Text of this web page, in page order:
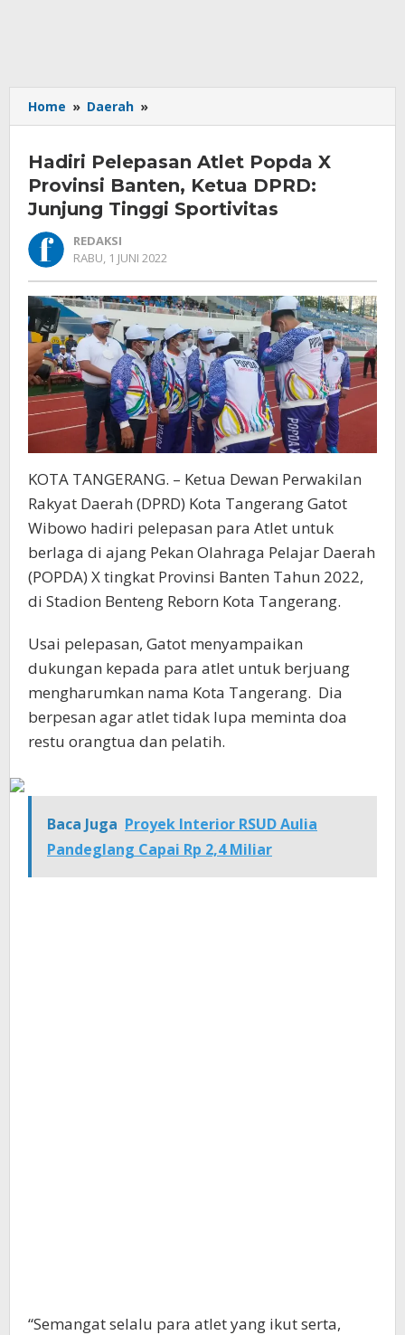
Home » Daerah »
Pelepasan
Popda
X
Provinsi
Banten,
DPRD:
Junjung
Tinggi
Sportivitas
Hadiri Pelepasan Atlet Popda X
Provinsi Banten, Ketua DPRD:
Junjung Tinggi Sportivitas
REDAKSI
RABU, 1 JUNI 2022
KOTA TANGERANG. – Ketua Dewan Perwakilan
Rakyat Daerah (DPRD) Kota Tangerang Gatot
Wibowo hadiri pelepasan para Atlet untuk
berlaga di ajang Pekan Olahraga Pelajar Daerah
(POPDA) X tingkat Provinsi Banten Tahun 2022,
di Stadion Benteng Reborn Kota Tangerang.
Usai pelepasan, Gatot menyampaikan
dukungan kepada para atlet untuk berjuang
mengharumkan nama Kota Tangerang. Dia
berpesan agar atlet tidak lupa meminta doa
restu orangtua dan pelatih.
Baca Juga Proyek Interior RSUD Aulia
Pandeglang Capai Rp 2,4 Miliar
“Semangat selalu para atlet yang ikut serta,